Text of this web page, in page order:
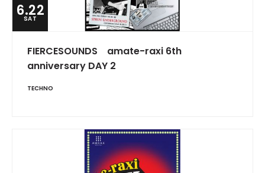
6.22
SAT
FIERCESOUNDS amate-raxi 6th
anniversary DAY 2
TECHNO